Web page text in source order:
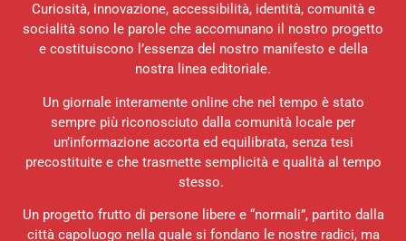
Curiosità, innovazione, accessibilità, identità, comunità e
socialità sono le parole che accomunano il nostro progetto
e costituiscono l’essenza del nostro manifesto e della
nostra linea editoriale.
Un giornale interamente online che nel tempo è stato
sempre più riconosciuto dalla comunità locale per
un’informazione accorta ed equilibrata, senza tesi
precostituite e che trasmette semplicità e qualità al tempo
stesso.
Un progetto frutto di persone libere e “normali”, partito dalla
città capoluogo nella quale si fondano le nostre radici, ma